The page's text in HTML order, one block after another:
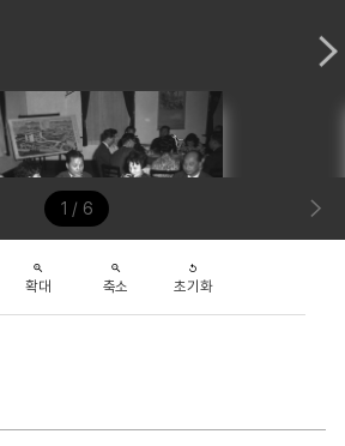
1 / 6
확대 축소 초기화